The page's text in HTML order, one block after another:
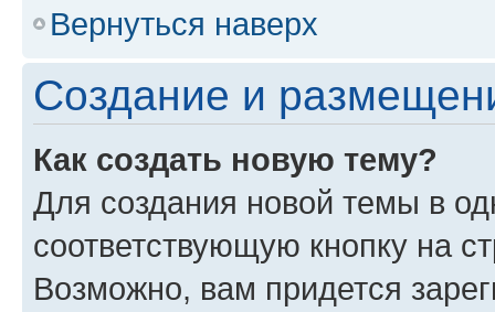
Вернуться наверх
Создание и
Как создать новую тему?
Для создания новой темы в
соответствующую кнопку на
Возможно, вам придется